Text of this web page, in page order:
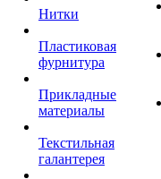
Нитки
Пластиковая
фурнитура
Прикладные
материалы
Текстильная
галантерея